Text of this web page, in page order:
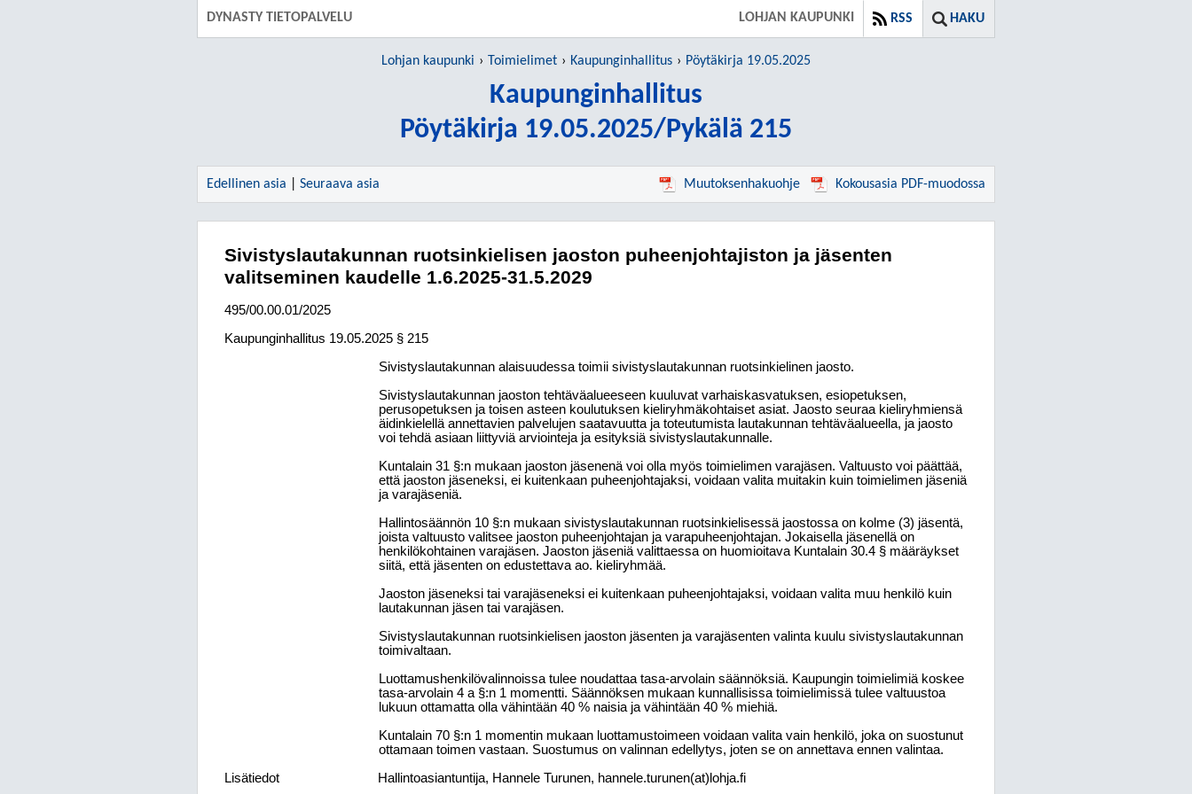
DYNASTY TIETOPALVELU HAKU
RSS
LOHJAN KAUPUNKI
Lohjan kaupunki Toimielimet Kaupunginhallitus Pöytäkirja 19.05.2025
Kaupunginhallitus
Pöytäkirja 19.05.2025/Pykälä 215
Edellinen asia Seuraava asia Muutoksenhakuohje Kokousasia PDF-muodossa
Sivistyslautakunnan ruotsinkielisen jaoston puheenjohtajiston ja jäsenten
valitseminen kaudelle 1.6.2025-31.5.2029
495/00.00.01/2025
Kaupunginhallitus 19.05.2025 § 215
Sivistyslautakunnan alaisuudessa toimii sivistyslautakunnan ruotsinkielinen jaosto.
Sivistyslautakunnan jaoston tehtäväalueeseen kuuluvat varhaiskasvatuksen, esiopetuksen,
perusopetuksen ja toisen asteen koulutuksen kieliryhmäkohtaiset asiat. Jaosto seuraa kieliryhmiensä
äidinkielellä annettavien palvelujen saatavuutta ja toteutumista lautakunnan tehtäväalueella, ja jaosto
voi tehdä asiaan liittyviä arviointeja ja esityksiä sivistyslautakunnalle.
Kuntalain 31 §:n mukaan jaoston jäsenenä voi olla myös toimielimen varajäsen. Valtuusto voi päättää,
että jaoston jäseneksi, ei kuitenkaan puheenjohtajaksi, voidaan valita muitakin kuin toimielimen jäseniä
ja varajäseniä.
Hallintosäännön 10 §:n mukaan sivistyslautakunnan ruotsinkielisessä jaostossa on kolme (3) jäsentä,
joista valtuusto valitsee jaoston puheenjohtajan ja varapuheenjohtajan. Jokaisella jäsenellä on
henkilökohtainen varajäsen. Jaoston jäseniä valittaessa on huomioitava Kuntalain 30.4 § määräykset
siitä, että jäsenten on edustettava ao. kieliryhmää.
Jaoston jäseneksi tai varajäseneksi ei kuitenkaan puheenjohtajaksi, voidaan valita muu henkilö kuin
lautakunnan jäsen tai varajäsen.
Sivistyslautakunnan ruotsinkielisen jaoston jäsenten ja varajäsenten valinta kuulu sivistyslautakunnan
toimivaltaan.
Luottamushenkilövalinnoissa tulee noudattaa tasa-arvolain säännöksiä. Kaupungin toimielimiä koskee
tasa-arvolain 4 a §:n 1 momentti. Säännöksen mukaan kunnallisissa toimielimissä tulee valtuustoa
lukuun ottamatta olla vähintään 40 % naisia ja vähintään 40 % miehiä.
Kuntalain 70 §:n 1 momentin mukaan luottamustoimeen voidaan valita vain henkilö, joka on suostunut
ottamaan toimen vastaan. Suostumus on valinnan edellytys, joten se on annettava ennen valintaa.
Lisätiedot
Hallintoasiantuntija, Hannele Turunen, hannele.turunen(at)lohja.fi